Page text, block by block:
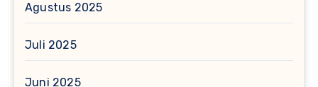
Agustus 2025
Juli 2025
Juni 2025